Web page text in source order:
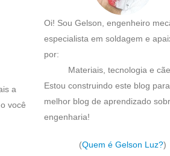
a
você
Oi! Sou Gelson, engenheiro
especialista em soldagem e
por:
Materiais, tecnologia e
Estou construindo este blog
melhor blog de aprendizado
engenharia!
(Quem é Gelson Luz?)